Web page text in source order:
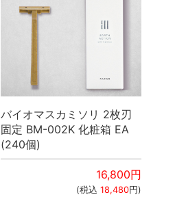
バイオマスカミソリ 2枚刃
固定 BM-002K 化粧箱 EA
(240個)
16,800円
(税込 18,480円)